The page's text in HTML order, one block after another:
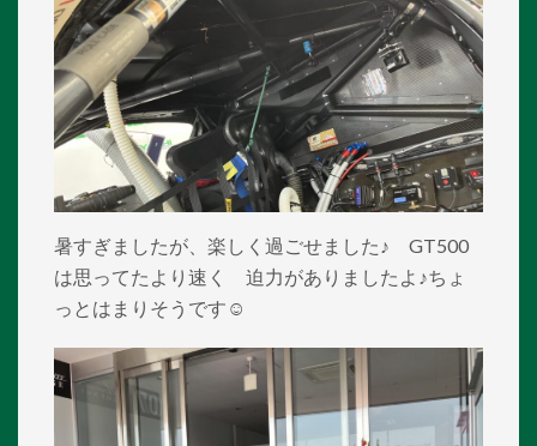
暑すぎましたが、楽しく過ごせました♪ GT500
は思ってたより速く 迫力がありましたよ♪ちょ
っとはまりそうです☺